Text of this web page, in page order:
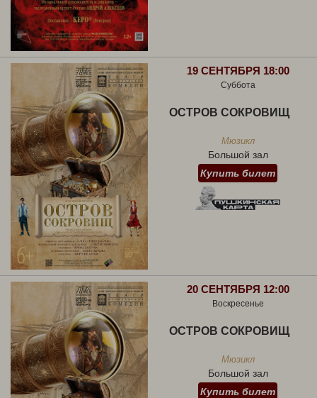
19 СЕНТЯБРЯ 18:00
Суббота
ОСТРОВ СОКРОВИЩ
Мюзикл
Большой зал
Купить билет
20 СЕНТЯБРЯ 12:00
Воскресенье
ОСТРОВ СОКРОВИЩ
Мюзикл
Большой зал
Купить билет